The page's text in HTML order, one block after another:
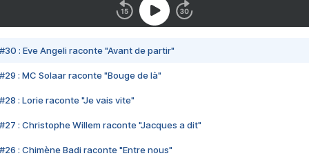
#30 : Eve Angeli raconte "Avant de partir"
#29 : MC Solaar raconte "Bouge de là"
#28 : Lorie raconte "Je vais vite"
#27 : Christophe Willem raconte "Jacques a dit"
#26 : Chimène Badi raconte "Entre nous"